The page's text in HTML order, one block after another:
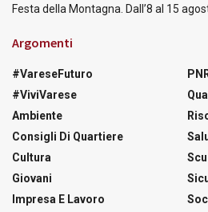
Festa della Montagna. Dall’8 al 15
Argomenti
#VareseFuturo
#ViviVarese
Ambiente
Consigli Di Quartiere
Cultura
Giovani
Impresa E Lavoro